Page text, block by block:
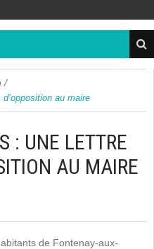
/
au maire
: UNE LETTRE
AU MAIRE
de Fontenay-aux-